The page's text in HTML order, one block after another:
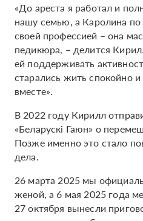
«До ареста я работал и
нашу семью, а Каролина по
своей профессией – она
педикюра, – делится
ей поддерживать
старались жить спокойно
вместе».
В 2022 году Кирилл
«Беларускі Гаюн» о
Позже именно это стало
дела.
26 марта 2025 мы
женой, а 6 мая 2025 года
27 октября вынесли